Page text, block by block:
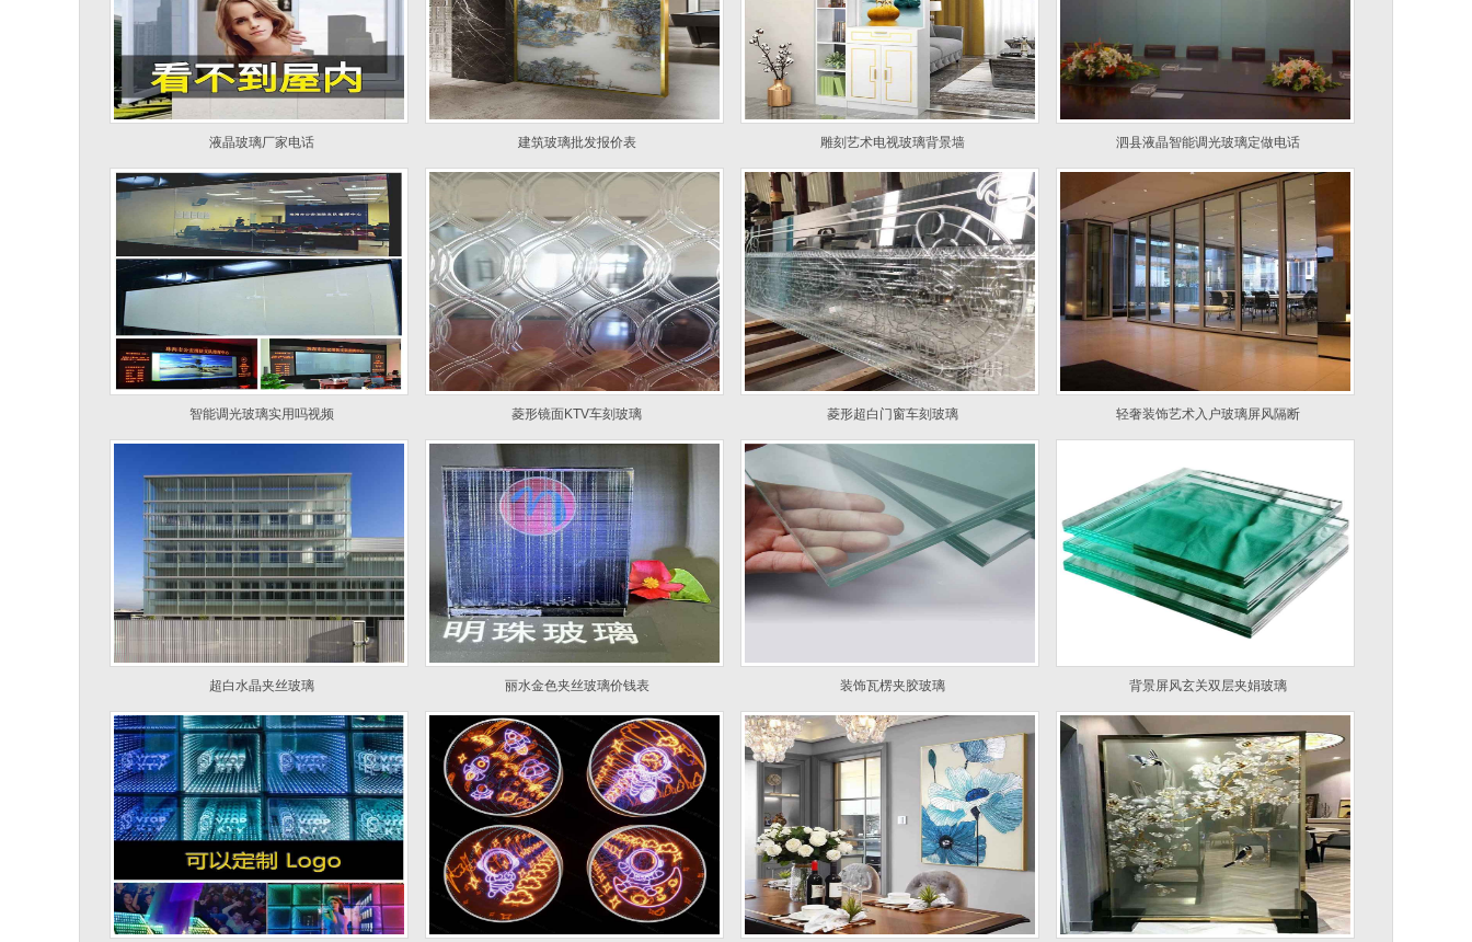
液晶玻璃厂家电话 建筑玻璃批发报价表 雕刻艺术电视玻璃背景墙 泗县液晶智能调光玻璃定做电话
智能调光玻璃实用吗视频 菱形镜面KTV车刻玻璃 菱形超白门窗车刻玻璃 轻奢装饰艺术入户玻璃屏风隔断
超白水晶夹丝玻璃 丽水金色夹丝玻璃价钱表 装饰瓦楞夹胶玻璃 背景屏风玄关双层夹娟玻璃